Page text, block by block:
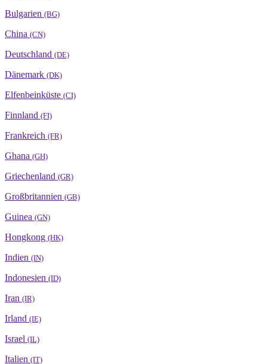
Bulgarien (BG)
China (CN)
Deutschland (DE)
Dänemark (DK)
Elfenbeinküste (CI)
Finnland (FI)
Frankreich (FR)
Ghana (GH)
Griechenland (GR)
Großbritannien (GB)
Guinea (GN)
Hongkong (HK)
Indien (IN)
Indonesien (ID)
Iran (IR)
Irland (IE)
Israel (IL)
Italien (IT)